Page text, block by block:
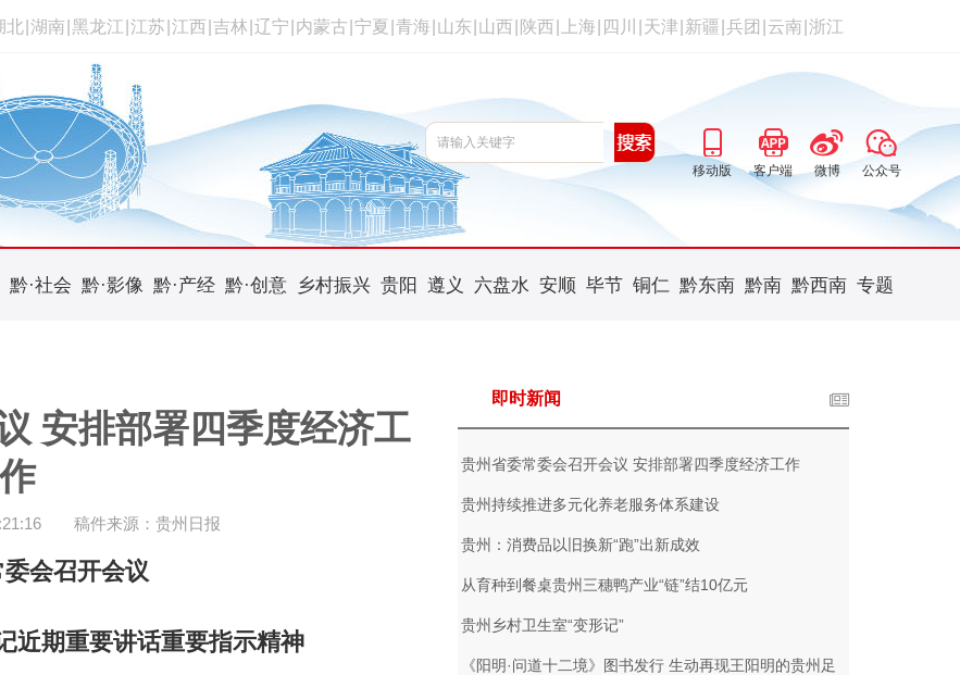
北 湖南 黑龙江 江苏 江西 吉林 辽宁 内蒙古 宁夏 青海 山东 山西 陕西 上海 四川 天津 新疆 兵团 云南 浙江
移动版 客户端 微博 公众号
黔·社会 黔·影像 黔·产经 黔·创意 乡村振兴 贵阳 遵义 六盘水 安顺 毕节 铜仁 黔东南 黔南 黔西南 专题
安排部署四季度经济工
作
稿件来源：贵州日报
会召开会议
期重要讲话重要指示精神
即时新闻
贵州省委常委会召开会议 安排部署四季度经济工作
贵州持续推进多元化养老服务体系建设
贵州：消费品以旧换新“跑”出新成效
从育种到餐桌贵州三穗鸭产业“链”结10亿元
贵州乡村卫生室“变形记”
《阳明·问道十二境》图书发行 生动再现王阳明的贵州足